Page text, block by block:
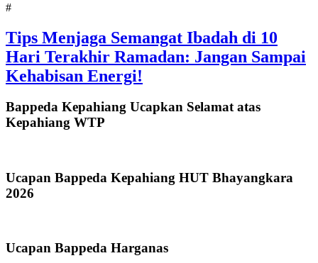
#
Tips Menjaga Semangat Ibadah di 10
Hari Terakhir Ramadan: Jangan Sampai
Kehabisan Energi!
Bappeda Kepahiang Ucapkan Selamat atas
Kepahiang WTP
Ucapan Bappeda Kepahiang HUT Bhayangkara
2026
Ucapan Bappeda Harganas